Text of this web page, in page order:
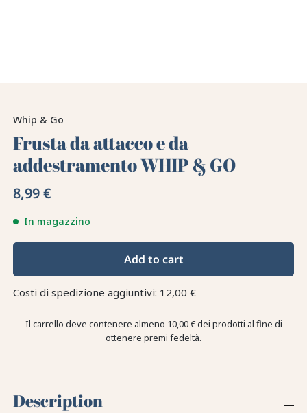
Whip & Go
Frusta da attacco e da
addestramento WHIP & GO
8,99 €
In magazzino
Add to cart
Costi di spedizione aggiuntivi: 12,00 €
Il carrello deve contenere almeno 10,00 € dei prodotti al fine di
ottenere premi fedeltà.
Description